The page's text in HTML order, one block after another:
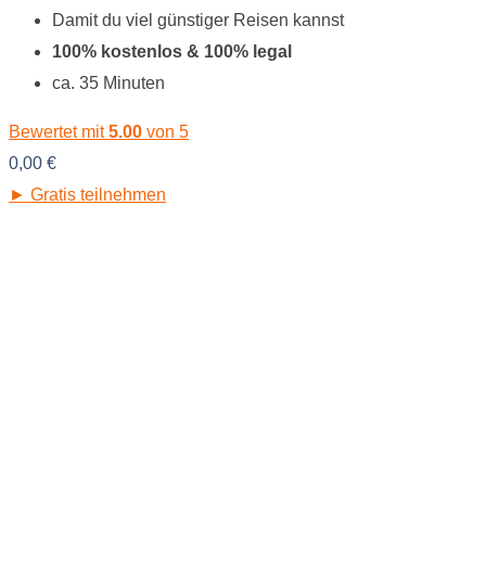
Damit du viel günstiger Reisen kannst
100% kostenlos & 100% legal
ca. 35 Minuten
Bewertet mit5.00 von 5
0,00 €
► Gratis teilnehmen